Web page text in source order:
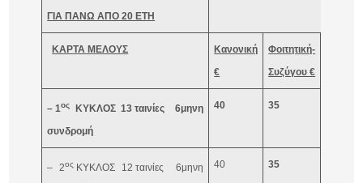
ΓΙΑ ΠΑΝΩ ΑΠΟ 20 ΕΤΗ
ΚΑΡΤΑ ΜΕΛΟΥΣ
Κανονική
€
Φοιτητική-
Συζύγου €
– 1ος
ΚΥΚΛΟΣ 13 ταινίες 6μηνη
συνδρομή
40 35
– 2οςΚΥΚΛΟΣ 12 ταινίες 6μηνη
40 35